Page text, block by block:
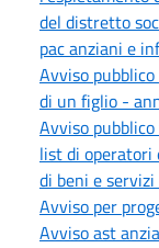
del distretto
pac anziani e
Avviso
di un figlio -
Avviso
list di operatori
di beni e servizi
Avviso per
Avviso ast